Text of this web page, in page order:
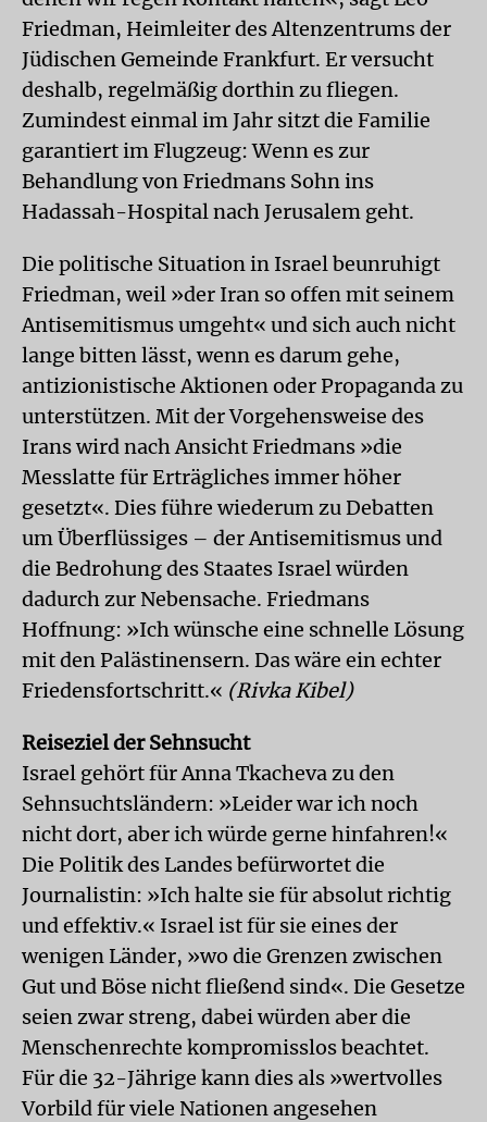
Friedman, Heimleiter des Altenzentrums der
Jüdischen Gemeinde Frankfurt. Er versucht
deshalb, regelmäßig dorthin zu fliegen.
Zumindest einmal im Jahr sitzt die Familie
garantiert im Flugzeug: Wenn es zur
Behandlung von Friedmans Sohn ins
Hadassah-Hospital nach Jerusalem geht.
Die politische Situation in Israel beunruhigt
Friedman, weil »der Iran so offen mit seinem
Antisemitismus umgeht« und sich auch nicht
lange bitten lässt, wenn es darum gehe,
antizionistische Aktionen oder Propaganda zu
unterstützen. Mit der Vorgehensweise des
Irans wird nach Ansicht Friedmans »die
Messlatte für Erträgliches immer höher
gesetzt«. Dies führe wiederum zu Debatten
um Überflüssiges – der Antisemitismus und
die Bedrohung des Staates Israel würden
dadurch zur Nebensache. Friedmans
Hoffnung: »Ich wünsche eine schnelle Lösung
mit den Palästinensern. Das wäre ein echter
Friedensfortschritt.« (Rivka Kibel)
Reiseziel der Sehnsucht
Israel gehört für Anna Tkacheva zu den
Sehnsuchtsländern: »Leider war ich noch
nicht dort, aber ich würde gerne hinfahren!«
Die Politik des Landes befürwortet die
Journalistin: »Ich halte sie für absolut richtig
und effektiv.« Israel ist für sie eines der
wenigen Länder, »wo die Grenzen zwischen
Gut und Böse nicht fließend sind«. Die Gesetze
seien zwar streng, dabei würden aber die
Menschenrechte kompromisslos beachtet.
Für die 32-Jährige kann dies als »wertvolles
Vorbild für viele Nationen angesehen